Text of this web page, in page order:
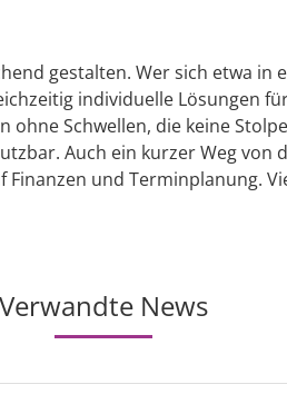
gestalten. Wer sich etwa
individuelle Lösungen
Schwellen, die keine
Auch ein kurzer Weg von
und Terminplanung.
Verwandte News